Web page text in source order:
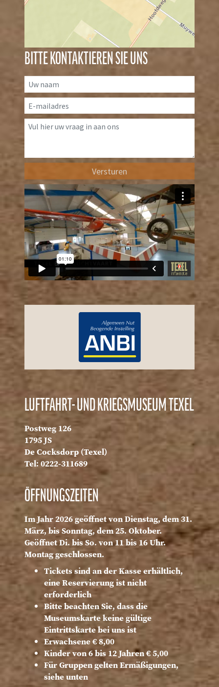
LUFTFAHRT- UND KRIEGSMUSEUM TEXEL
Postweg 126
1795 JS
De Cocksdorp (Texel)
Tel: 0222-311689
ÖFFNUNGSZEITEN
Im Jahr 2026 geöffnet von Dienstag, dem 31.
März, bis Sonntag, dem 25. Oktober.
Geöffnet Di. bis So. von 11 bis 16 Uhr.
Montag geschlossen.
Tickets sind an der Kasse erhältlich,
eine Reservierung ist nicht
erforderlich
Bitte beachten Sie, dass die
Museumskarte keine gültige
Eintrittskarte bei uns ist
Erwachsene € 8,00
Kinder von 6 bis 12 Jahren € 5,00
Für Gruppen gelten Ermäßigungen,
siehe unten
BITTE KONTAKTIEREN SIE UNS
Versturen